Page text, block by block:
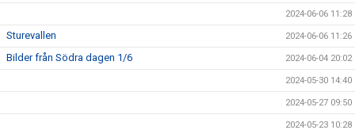
2024-06-06 11:28
Sturevallen 2024-06-06 11:26
Bilder från Södra dagen 1/6 2024-06-04 20:02
2024-05-30 14:40
2024-05-27 09:50
2024-05-23 10:28